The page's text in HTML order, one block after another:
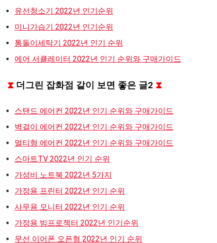
유선청소기 2022년 인기순위
미니가습기 2022년 인기순위
통돌이세탁기 2022년 인기 순위
에어 서큘레이터 2022년 인기 순위와 구매가이드
⧗ 더그린 잡화점 같이 보면 좋은 글2 ⧗
스탠드 에어컨 2022년 인기 순위와 구매가이드
벽걸이 에어컨 2022년 인기 순위와 구매가이드
멀티형 에어컨 2022년 인기 순위와 구매가이드
스마트TV 2022년 인기 순위
가성비 노트북 2022년 5가지
가정용 프린터 2022년 인기 순위
사무용 모니터 2022년 인기 순위
가정용 빔프로젝터 2022년 인기순위
무선 이어폰 오픈형 2022년 인기 순위